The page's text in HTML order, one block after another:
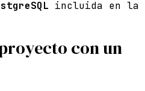
incluida en la
con un